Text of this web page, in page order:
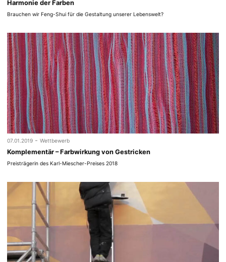
Harmonie der Farben
Brauchen wir Feng-Shui für die Gestaltung unserer Lebenswelt?
07.01.2019 - Wettbewerb
Komplementär – Farbwirkung von Gestricken
Preisträgerin des Karl-Miescher-Preises 2018